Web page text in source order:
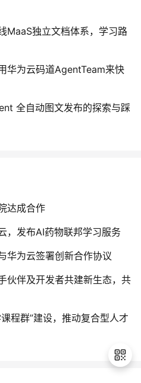
MaaS独立文档体系，学习路
华为云码道AgentTeam来快
全自动图文发布的探索与踩
达成合作
，发布AI药物联邦学习服务
华为云签署创新合作协议
伙伴及开发者共建新生态，共
程群”建设，推动复合型人才